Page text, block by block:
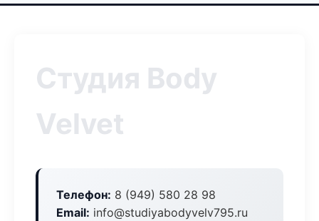
Студия Body
Velvet
Телефон: 8 (949) 580 28 98
Email: info@studiyabodyvelv795.ru